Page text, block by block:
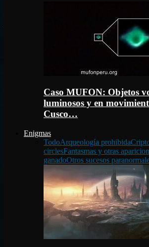
Caso MUFON: Objetos
luminosos y en
Cusco…
Enigmas
TodoArqueología prohibida
circlesFantasmas y otras
ganadoOtros sucesos